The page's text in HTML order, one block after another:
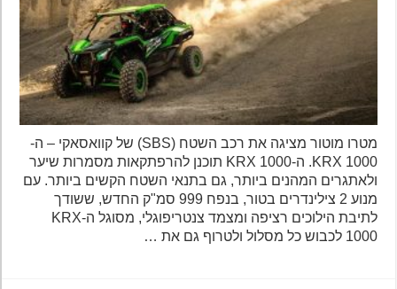
מטרו מוטור מציגה את רכב השטח (SBS) של קוואסאקי – ה-
KRX 1000. ה-KRX 1000 תוכנן להרפתקאות מסמרות שיער
ולאתגרים המהנים ביותר, גם בתנאי השטח הקשים ביותר. עם
מנוע 2 צילינדרים בטור, בנפח 999 סמ"ק החדש, ששודך
לתיבת הילוכים רציפה ומצמד צנטריפוגלי, מסוגל ה-KRX
1000 לכבוש כל מסלול ולטרוף גם את …